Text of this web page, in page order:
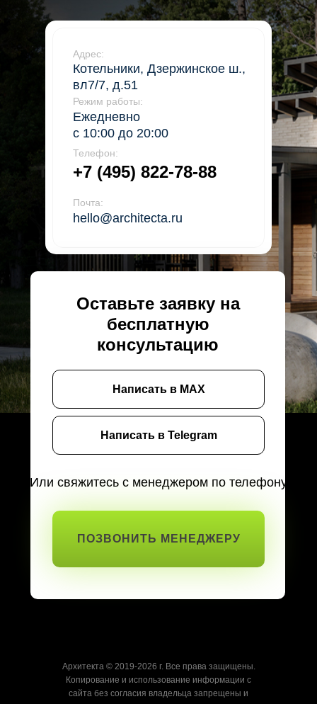
+7 (495) 822-78-88
Адрес:
Котельники, Дзержинское ш.,
вл7/7, д.51
Режим работы:
Ежедневно
с 10:00 до 20:00
Телефон:
Почта:
hello@architecta.ru
Оставьте заявку на
бесплатную
консультацию
Написать в Telegram
Написать в MAX
Или свяжитесь с менеджером по телефону
ПОЗВОНИТЬ МЕНЕДЖЕРУ
Архитекта © 2019-2026 г. Все права защищены.
Копирование и использование информации с
сайта без согласия владельца запрещены и